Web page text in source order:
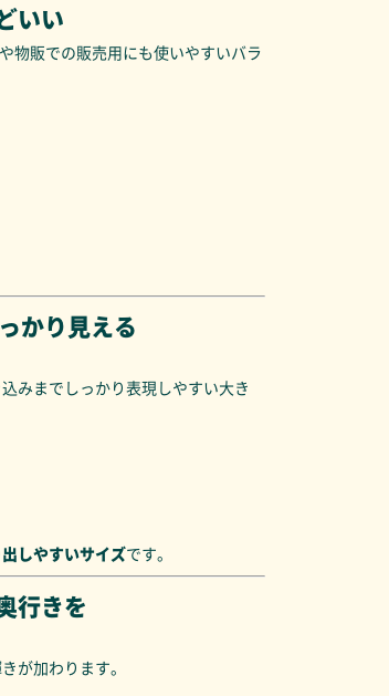
いい
物販での販売用にも使いやすいバラ
かり見える
みまでしっかり表現しやすい大き
しやすいサイズです。
行きを
が加わります。